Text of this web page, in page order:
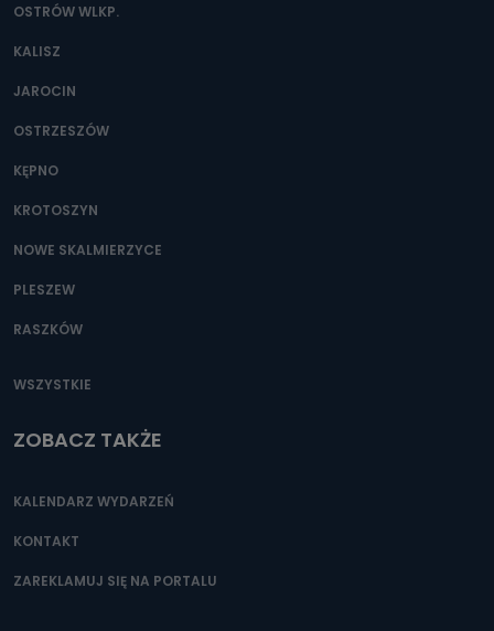
OSTRÓW WLKP.
KALISZ
JAROCIN
OSTRZESZÓW
KĘPNO
KROTOSZYN
NOWE SKALMIERZYCE
PLESZEW
RASZKÓW
WSZYSTKIE
ZOBACZ TAKŻE
KALENDARZ WYDARZEŃ
KONTAKT
ZAREKLAMUJ SIĘ NA PORTALU